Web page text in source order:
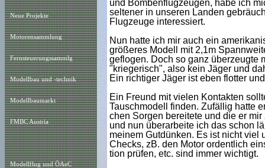
Neue Projekte
Motorensammlung
Fernsteuerungssammlg
Modellbau und -technik
Modellbaumarkt
FMBC Austria
Modellflug und ÖAeC
und Bombenflugzeugen, habe ich
seltener in unseren Landen
Flugzeuge interessiert.
Nun hatte ich mir auch ein
größeres Modell mit 2,1m
geflogen. Doch so ganz überzeugte
"kriegerisch", also kein Jäger und
Ein richtiger Jäger ist eben flotter
Ein Freund mit vielen Kontakten
Tauschmodell finden. Zufällig hatte
chen Sorgen bereitete und die er
und nun überarbeite ich das schon
meinem Gutdünken. Es ist nicht viel
Checks, zB. den Motor ordentlich
tion prüfen, etc. sind immer wichtigt.